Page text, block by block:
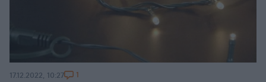
17.12.2022, 10:27 1